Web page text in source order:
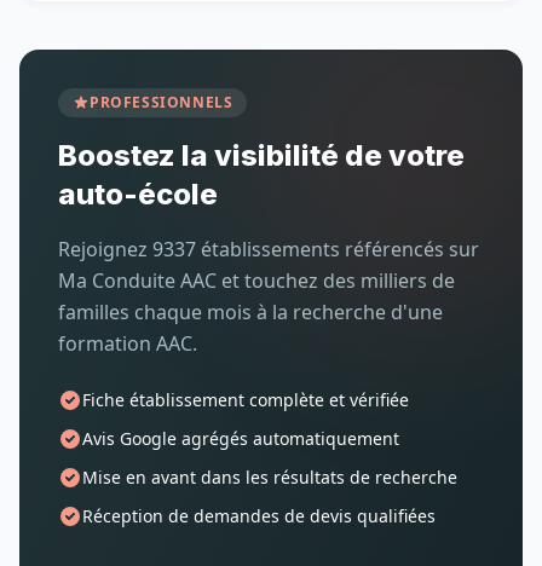
PROFESSIONNELS
Boostez la visibilité de votre
auto-école
Rejoignez 9337 établissements référencés sur
Ma Conduite AAC et touchez des milliers de
familles chaque mois à la recherche d'une
formation AAC.
Fiche établissement complète et vérifiée
Avis Google agrégés automatiquement
Mise en avant dans les résultats de recherche
Réception de demandes de devis qualifiées